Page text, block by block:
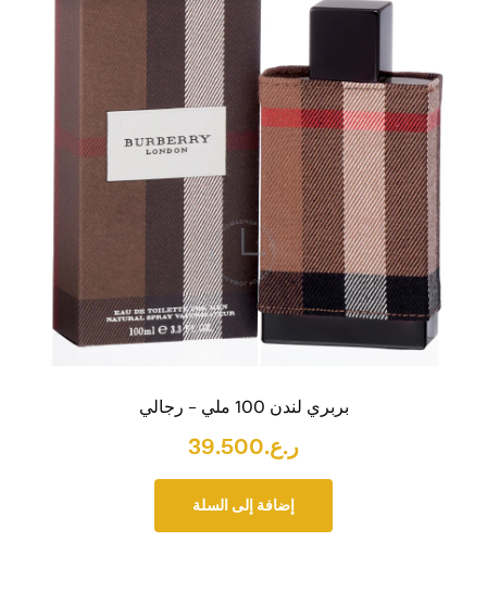
بربري لندن 100 ملي – رجالي
ر.ع.39.500
إضافة إلى السلة